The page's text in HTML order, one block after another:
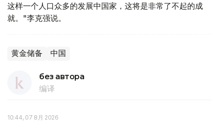
这样一个人口众多的发展中国家，这将是非常了不起的成
就。"李克强说。
黄金储备 中国
без автора
编译
10:44, 07 8月 2026